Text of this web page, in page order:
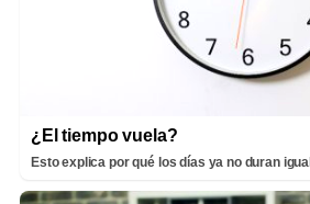
¿El tiempo vuela?
Esto explica por qué los días ya no duran igual